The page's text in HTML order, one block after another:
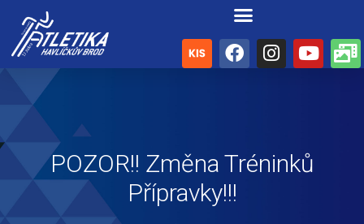
POZOR!! Změna Tréninků
Přípravky!!!